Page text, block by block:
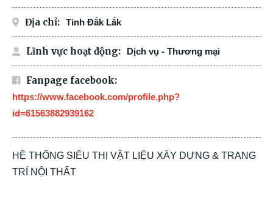
Địa chỉ: Tỉnh Đắk Lắk
Lĩnh vực hoạt động: Dịch vụ - Thương mại
Fanpage facebook:
https://www.facebook.com/profile.php?
id=61563882939162
HỆ THỐNG SIÊU THỊ VẬT LIỆU XÂY DỰNG & TRANG
TRÍ NỘI THẤT